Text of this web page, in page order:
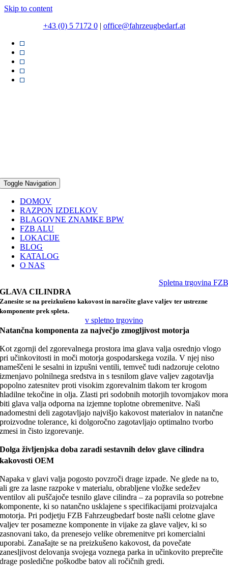
Skip to content
+43 (0) 5 7172 0| office@fahrzeugbedarf.at
Toggle Navigation
DOMOV
RAZPON IZDELKOV
BLAGOVNE ZNAMKE BPW
FZB ALU
LOKACIJE
BLOG
KATALOG
O NAS
Spletna trgovina FZB
GLAVA CILINDRA
Zanesite se na preizkušeno kakovost in naročite glave valjev ter ustrezne
komponente prek spleta.
v spletno trgovino
Natančna komponenta za največjo zmogljivost motorja
Kot zgornji del zgorevalnega prostora ima glava valja osrednjo vlogo
pri učinkovitosti in moči motorja gospodarskega vozila. V njej niso
nameščeni le sesalni in izpušni ventili, temveč tudi nadzoruje celotno
izmenjavo polnilnega sredstva in s tesnilom glave valjev zagotavlja
popolno zatesnitev proti visokim zgorevalnim tlakom ter krogom
hladilne tekočine in olja. Zlasti pri sodobnih motorjih tovornjakov mora
biti glava valja odporna na izjemne toplotne obremenitve. Naši
nadomestni deli zagotavljajo najvišjo kakovost materialov in natančne
proizvodne tolerance, ki dolgoročno zagotavljajo optimalno tvorbo
zmesi in čisto izgorevanje.
Dolga življenjska doba zaradi sestavnih delov glave cilindra
kakovosti OEM
Napaka v glavi valja pogosto povzroči drage izpade. Ne glede na to,
ali gre za lasne razpoke v materialu, obrabljene vložke sedežev
ventilov ali puščajoče tesnilo glave cilindra – za popravila so potrebne
komponente, ki so natančno usklajene s specifikacijami proizvajalca
motorja. Pri podjetju FZB Fahrzeugbedarf boste našli celotne glave
valjev ter posamezne komponente in vijake za glave valjev, ki so
zasnovani tako, da prenesejo velike obremenitve pri komercialni
uporabi. Zanašajte se na preizkušeno kakovost, da povečate
zanesljivost delovanja svojega voznega parka in učinkovito preprečite
drage posledične poškodbe batov ali ročičnih gredi.